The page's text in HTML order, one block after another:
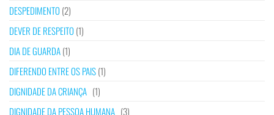
DESPEDIMENTO (2)
DEVER DE RESPEITO (1)
DIA DE GUARDA(1)
DIFERENDO ENTRE OS PAIS(1)
DIGNIDADE DA CRIANÇA (1)
DIGNIDADE DA PESSOA HUMANA (3)